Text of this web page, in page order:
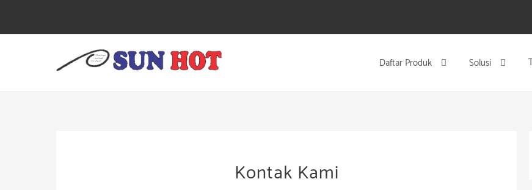
content
Daftar Produk Solusi
Kontak Kami